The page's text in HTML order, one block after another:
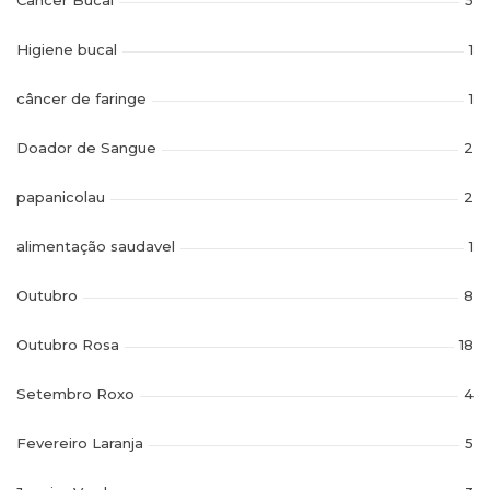
Higiene bucal 1
câncer de faringe 1
Doador de Sangue 2
papanicolau 2
alimentação saudavel 1
Outubro 8
Outubro Rosa 18
Setembro Roxo 4
Fevereiro Laranja 5